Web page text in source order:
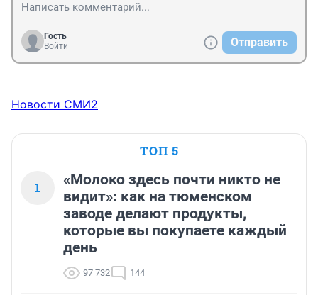
Гость
Войти
Отправить
Новости СМИ2
ТОП 5
1
«Молоко здесь почти никто не
видит»: как на тюменском
заводе делают продукты,
которые вы покупаете каждый
день
97 732 144